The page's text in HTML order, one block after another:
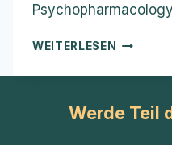
WEITERLESEN
CBD
DEMENZ
Werde Teil